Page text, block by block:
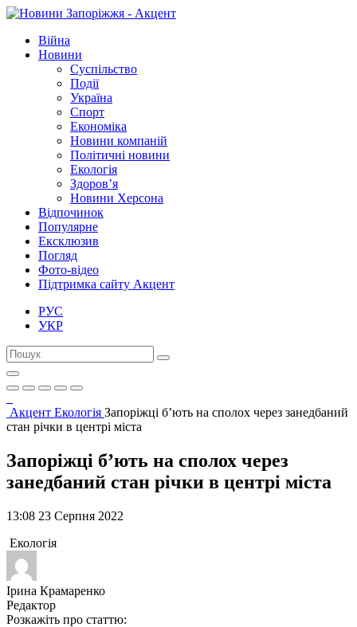
Війна
Новини
Суспільство
Події
Україна
Спорт
Економіка
Новини компаній
Політичні новини
Екологія
Здоров’я
Новини Херсона
Відпочинок
Популярне
Ексклюзив
Погляд
Фото-відео
Підтримка сайту Акцент
РУС
УКР
Акцент Екологія Запоріжці б’ють на сполох через занедбаний
стан річки в центрі міста
Запоріжці б’ють на сполох через
занедбаний стан річки в центрі міста
13:08 23 Серпня 2022
Екологія
Ірина Крамаренко
Редактор
Розкажіть про статтю: